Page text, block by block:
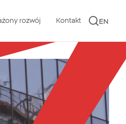
rozwój Kontakt EN